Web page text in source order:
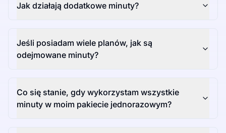
Jak działają dodatkowe minuty?
Jeśli posiadam wiele planów, jak są
odejmowane minuty?
Co się stanie, gdy wykorzystam wszystkie
minuty w moim pakiecie jednorazowym?